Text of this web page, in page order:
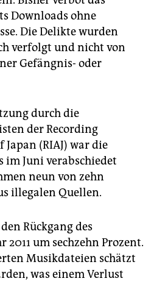
Downloads ohne
Die Delikte wurden
verfolgt und nicht von
Gefängnis- oder
durch die
der Recording
(RIAJ) war die
im Juni verabschiedet
neun von zehn
illegalen Quellen.
Rückgang des
2011 um sechzehn Prozent.
Musikdateien schätzt
was einem Verlust